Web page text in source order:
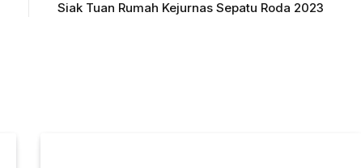
Siak Tuan Rumah Kejurnas Sepatu Roda 2023